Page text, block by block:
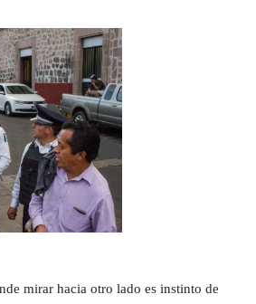
mirar hacia otro lado es instinto de